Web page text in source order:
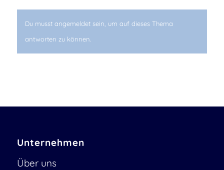
Du musst angemeldet sein, um auf dieses Thema
antworten zu können.
Unternehmen
Über uns